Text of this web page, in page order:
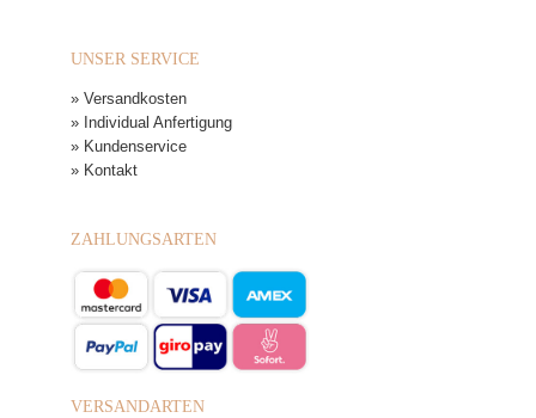
UNSER SERVICE
» Versandkosten
» Individual Anfertigung
» Kundenservice
» Kontakt
ZAHLUNGSARTEN
VERSANDARTEN